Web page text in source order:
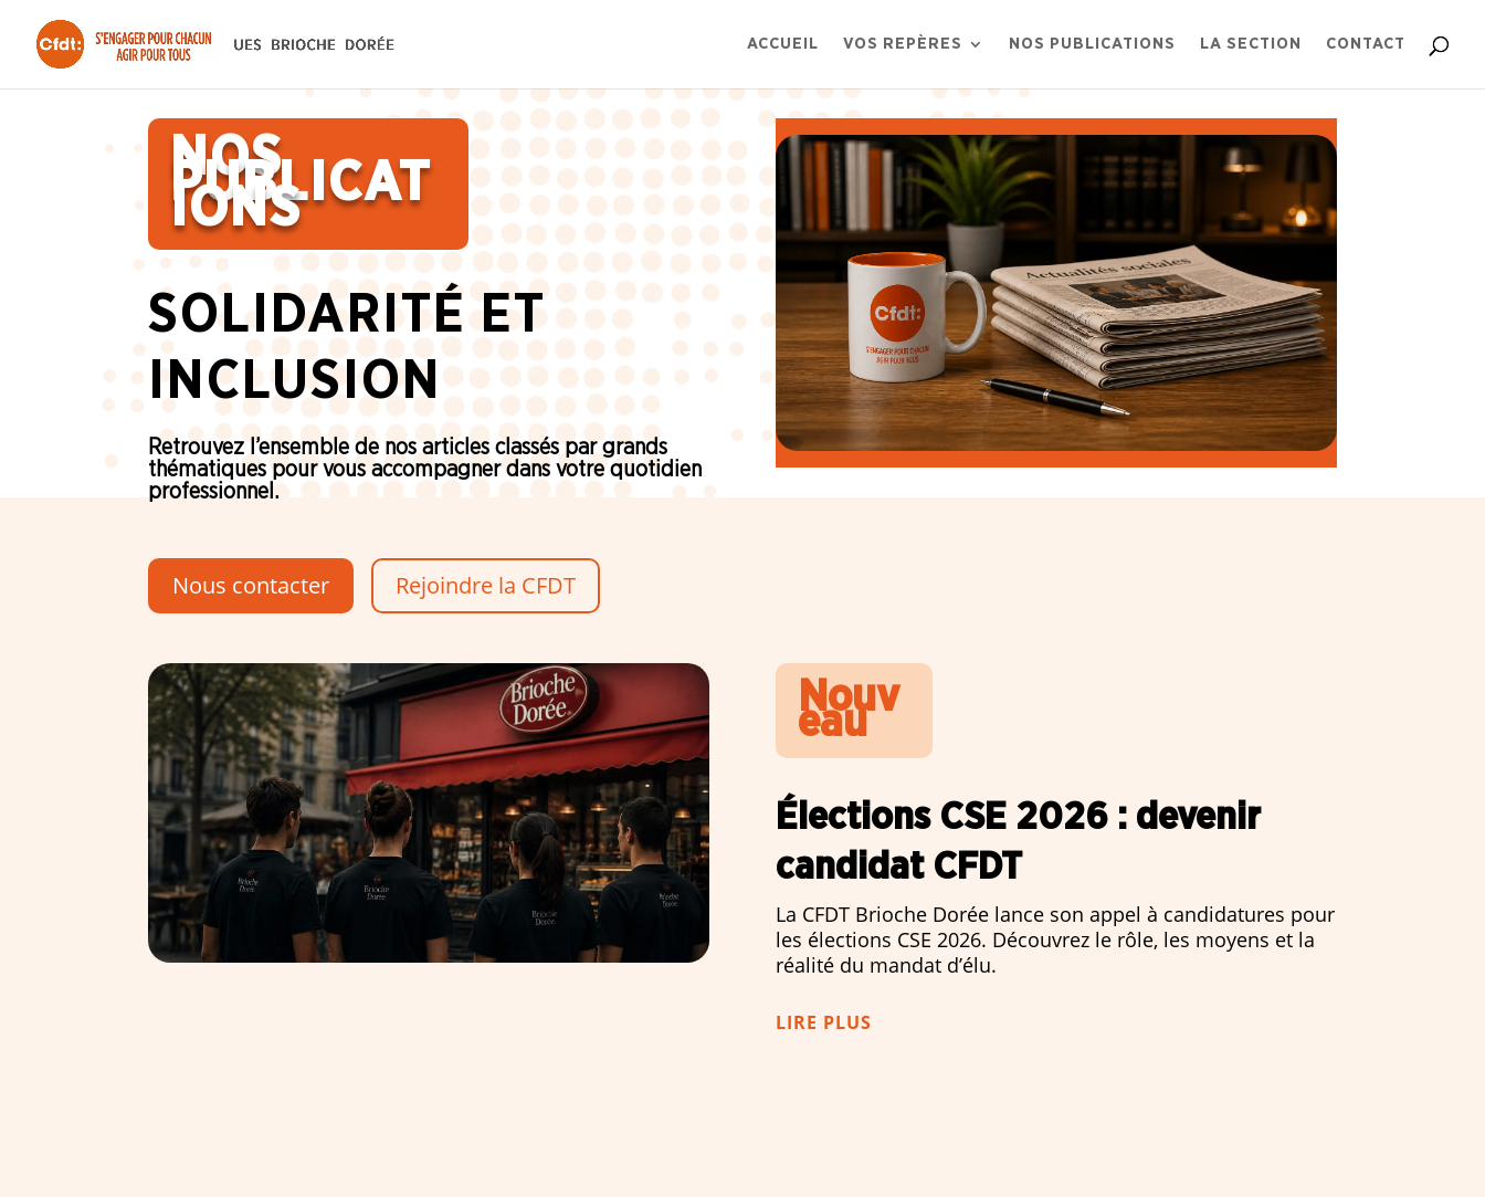
ACCUEIL VOS REPÈRES NOS PUBLICATIONS LA SECTION CONTACT
NOS
PUBLICAT
IONS
SOLIDARITÉ ET
INCLUSION
Retrouvez l’ensemble de nos articles classés par grands
thématiques pour vous accompagner dans votre quotidien
professionnel.
Nous contacter Rejoindre la CFDT
Nouv
eau
Élections CSE 2026 : devenir
candidat CFDT
La CFDT Brioche Dorée lance son appel à candidatures pour
les élections CSE 2026. Découvrez le rôle, les moyens et la
réalité du mandat d’élu.
LIRE PLUS